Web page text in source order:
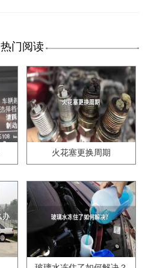
热门阅读
火花塞更换周期